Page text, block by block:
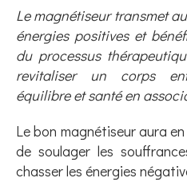
Le magnétiseur transmet
énergies positives et
du processus
revitaliser un corps
équilibre et santé en
Le bon magnétiseur aura
de soulager les
chasser les énergies